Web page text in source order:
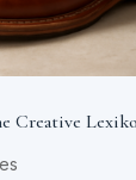
Creative